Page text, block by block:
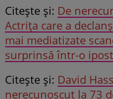
Citeşte şi: De
Actrița care a
mai mediatizate
surprinsă într-o
Citeşte şi: David
nerecunoscut la 73